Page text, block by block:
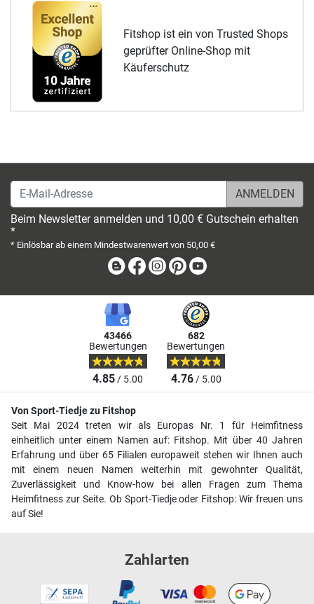
Fitshop ist ein von Trusted Shops
geprüfter Online-Shop mit
Käuferschutz
E-Mail-Adresse
Beim Newsletter anmelden und 10,00 € Gutschein erhalten
*
* Einlösbar ab einem Mindestwarenwert von 50,00 €
BlogFacebook
Instagram
Pinterest
43466
Bewertungen
4.85/ 5.00
682
Bewertungen
4.76/ 5.00
Von Sport-Tiedje zu Fitshop
Seit Mai 2024 treten wir als Europas Nr. 1 für Heimfitness
einheitlich unter einem Namen auf: Fitshop. Mit über 40 Jahren
Erfahrung und über 65 Filialen europaweit stehen wir Ihnen auch
mit einem neuen Namen weiterhin mit gewohnter Qualität,
Zuverlässigkeit und Know-how bei allen Fragen zum Thema
Heimfitness zur Seite. Ob Sport-Tiedje oder Fitshop: Wir freuen uns
auf Sie!
Zahlarten